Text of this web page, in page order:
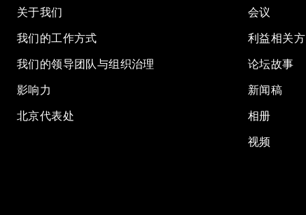
关于我们
我们的工作方式
我们的领导团队与组织治理
影响力
北京代表处
会议
利益相关方
论坛故事
新闻稿
相册
视频